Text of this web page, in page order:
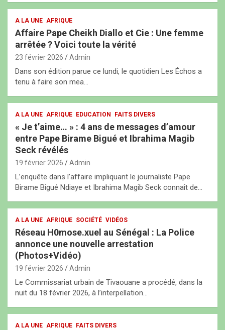
A LA UNE AFRIQUE
Affaire Pape Cheikh Diallo et Cie : Une femme
arrêtée ? Voici toute la vérité
23 février 2026 Admin
Dans son édition parue ce lundi, le quotidien Les Échos a
tenu à faire son mea…
A LA UNE AFRIQUE EDUCATION FAITS DIVERS
« Je t’aime… » : 4 ans de messages d’amour
entre Pape Birame Bigué et Ibrahima Magib
Seck révélés
19 février 2026 Admin
L’enquête dans l’affaire impliquant le journaliste Pape
Birame Bigué Ndiaye et Ibrahima Magib Seck connaît de…
A LA UNE AFRIQUE SOCIÉTÉ VIDÉOS
Réseau H0mose.xuel au Sénégal : La Police
annonce une nouvelle arrestation
(Photos+Vidéo)
19 février 2026 Admin
Le Commissariat urbain de Tivaouane a procédé, dans la
nuit du 18 février 2026, à l’interpellation…
A LA UNE AFRIQUE FAITS DIVERS